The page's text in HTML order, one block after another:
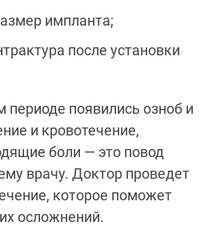
импланта;
после установки
периоде появились озноб и
и кровотечение,
боли — это повод
врачу. Доктор проведет
которое поможет
осложнений.